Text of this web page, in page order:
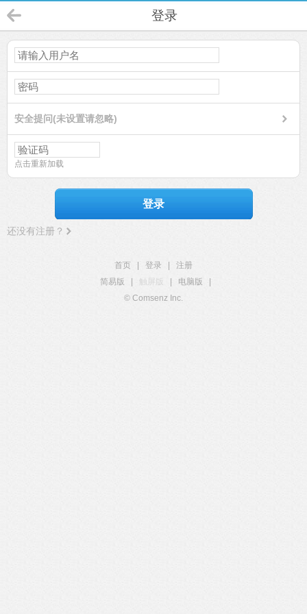
登录
安全提问(未设置请忽略)
点击重新加载
登录
还没有注册？
首页 登录
注册
简易版
触屏版 电脑版
© Comsenz Inc.